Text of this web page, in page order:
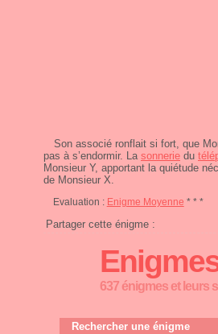
Son associé ronflait si fort, que
pas à s’endormir. La sonnerie du
Monsieur Y, apportant la quiétude
de Monsieur X.
Evaluation : Enigme Moyenne * * *
Partager cette énigme :
637 énigmes et leurs
Rechercher une énigme